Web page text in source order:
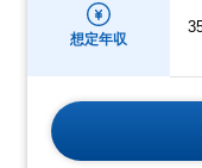
想定年収